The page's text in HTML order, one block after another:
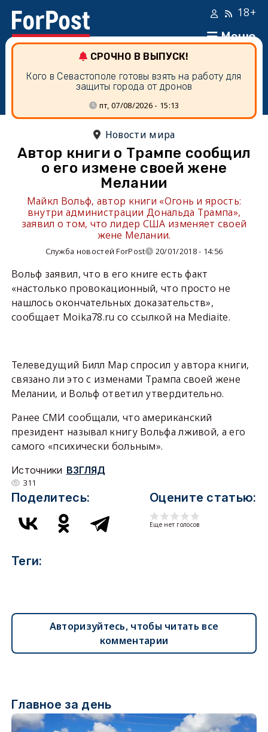
Меню
18+
СРОЧНО В ВЫПУСК!
Кого в Севастополе готовы взять на работу для
защиты города от дронов
пт, 07/08/2026 - 15:13
Новости мира
Автор книги о Трампе сообщил
о его измене своей жене
Мелании
Майкл Вольф, автор книги «Огонь и ярость:
внутри администрации Дональда Трампа»,
заявил о том, что лидер США изменяет своей
жене Мелании.
Служба новостей ForPost 20/01/2018 - 14:56
Вольф заявил, что в его книге есть факт
«настолько провокационный, что просто не
нашлось окончательных доказательств»,
сообщает Moika78.ru со ссылкой на Mediaite.
Телеведущий Билл Мар спросил у автора книги,
связано ли это с изменами Трампа своей жене
Мелании, и Вольф ответил утвердительно.
Ранее СМИ сообщали, что американский
президент называл книгу Вольфа лживой, а его
самого «психически больным».
Источники ВЗГЛЯД
311
Поделитесь: Оцените статью:
Еще нет голосов
Теги:
Авторизуйтесь, чтобы читать все
комментарии
Главное за день